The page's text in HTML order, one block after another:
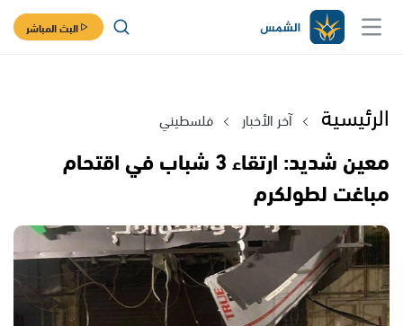
البث المباشر
الرئيسية آخر الأخبار فلسطيني
معين شديد: ارتقاء 3 شباب في اقتحام
مباغت لطولكرم